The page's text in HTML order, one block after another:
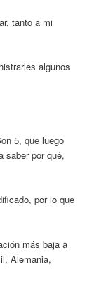
tanto a mi
algunos
5, que luego
saber por qué,
por lo que
más baja a
Alemania,